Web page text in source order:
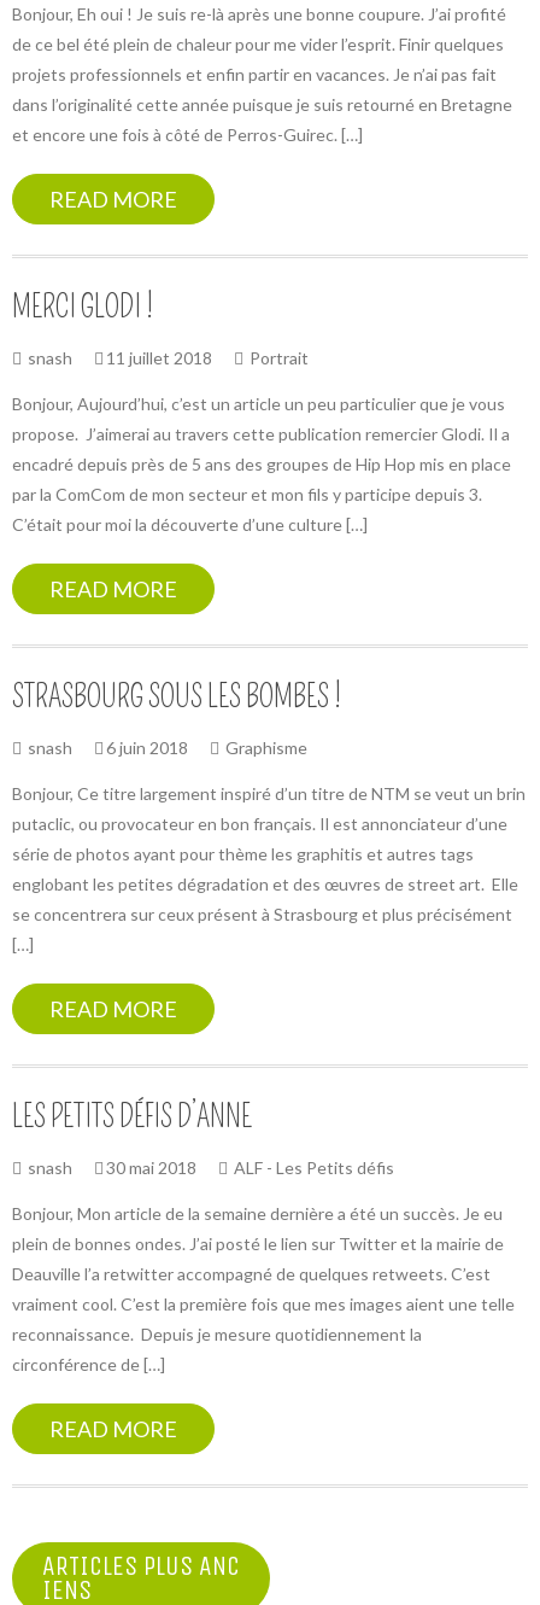
Bonjour, Eh oui ! Je suis re-là après une bonne coupure. J’ai profité
de ce bel été plein de chaleur pour me vider l’esprit. Finir quelques
projets professionnels et enfin partir en vacances. Je n’ai pas fait
dans l’originalité cette année puisque je suis retourné en Bretagne
et encore une fois à côté de Perros-Guirec. […]
READ MORE
MERCI GLODI !
snash 11 juillet 2018 Portrait
Bonjour, Aujourd’hui, c’est un article un peu particulier que je vous
propose. J’aimerai au travers cette publication remercier Glodi. Il a
encadré depuis près de 5 ans des groupes de Hip Hop mis en place
par la ComCom de mon secteur et mon fils y participe depuis 3.
C’était pour moi la découverte d’une culture […]
READ MORE
STRASBOURG SOUS LES BOMBES !
snash 6 juin 2018 Graphisme
Bonjour, Ce titre largement inspiré d’un titre de NTM se veut un brin
putaclic, ou provocateur en bon français. Il est annonciateur d’une
série de photos ayant pour thème les graphitis et autres tags
englobant les petites dégradation et des œuvres de street art. Elle
se concentrera sur ceux présent à Strasbourg et plus précisément
[…]
READ MORE
LES PETITS DÉFIS D’ANNE
snash 30 mai 2018 ALF - Les Petits défis
Bonjour, Mon article de la semaine dernière a été un succès. Je eu
plein de bonnes ondes. J’ai posté le lien sur Twitter et la mairie de
Deauville l’a retwitter accompagné de quelques retweets. C’est
vraiment cool. C’est la première fois que mes images aient une telle
reconnaissance. Depuis je mesure quotidiennement la
circonférence de […]
READ MORE
NAVIGATION
ARTICLES PLUS ANC
IENS